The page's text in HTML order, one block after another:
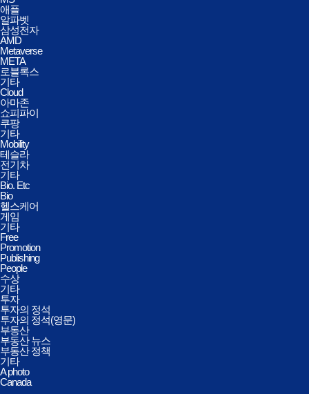
애플
알파벳
삼성전자
AMD
Metaverse
META
로블록스
기타
Cloud
아마존
쇼피파이
쿠팡
기타
Mobility
테슬라
전기차
기타
Bio. Etc
Bio
헬스케어
게임
기타
Free
Promotion
Publishing
People
수상
기타
투자
투자의 정석
투자의 정석(영문)
부동산
부동산 뉴스
부동산 정책
기타
A photo
Canada